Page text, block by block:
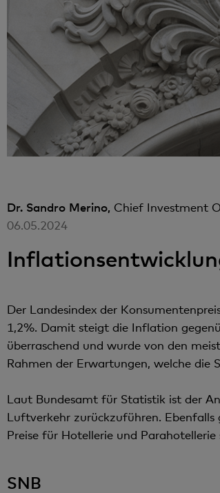
Dr. Sandro Merino, Chief Investment
06.05.2024
Der Landesindex der
1,2%. Damit steigt die Inflation
überraschend und wurde von den
Rahmen der Erwartungen, welche die
Laut Bundesamt für Statistik ist der
Luftverkehr zurückzuführen. Ebenfalls
Preise für Hotellerie und
SNB